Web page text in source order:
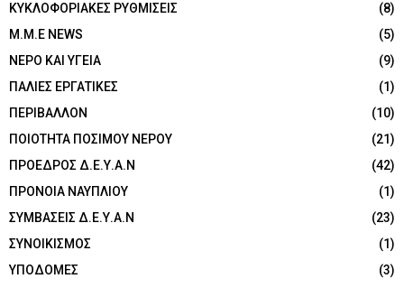
ΚΥΚΛΟΦΟΡΙΑΚΕΣ ΡΥΘΜΙΣΕΙΣ
(8)
Μ.Μ.Ε NEWS
(5)
ΝΕΡΟ ΚΑΙ ΥΓΕΙΑ
(9)
ΠΑΛΙΕΣ ΕΡΓΑΤΙΚΕΣ
(1)
ΠΕΡΙΒΑΛΛΟΝ
(10)
ΠΟΙΟΤΗΤΑ ΠΟΣΙΜΟΥ ΝΕΡΟΥ
(21)
ΠΡΟΕΔΡΟΣ Δ.Ε.Υ.Α.Ν
(42)
ΠΡΟΝΟΙΑ ΝΑΥΠΛΙΟΥ
(1)
ΣΥΜΒΑΣΕΙΣ Δ.Ε.Υ.Α.Ν
(23)
ΣΥΝΟΙΚΙΣΜΟΣ
(1)
ΥΠΟΔΟΜΕΣ
(3)